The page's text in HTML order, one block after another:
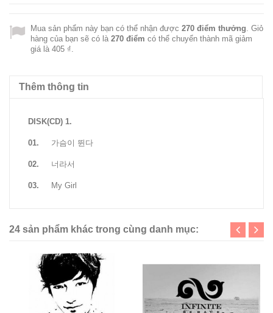
Mua sản phẩm này bạn có thể nhận được 270 điểm thưởng . Giỏ
hàng của bạn sẽ có là 270 điểm có thể chuyển thành mã giảm
giá là 405 ₫
Thêm thông tin
DISK(CD) 1.
01. 가슴이 뛴다
02. 너라서
03. My Girl
24 sản phẩm khác trong cùng danh mục: